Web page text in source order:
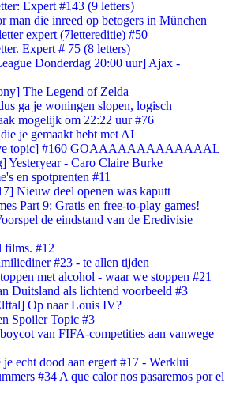
Expert #143 (9 letters)
man die inreed op betogers in München
expert (7lettereditie) #50
Expert # 75 (8 letters)
Donderdag 20:00 uur] Ajax -
The Legend of Zelda
ga je woningen slopen, logisch
mogelijk om 22:22 uur #76
je gemaakt hebt met AI
topic] #160 GOAAAAAAAAAAAAAL
Yesteryear - Caro Claire Burke
en spotprenten #11
Nieuw deel openen was kaputt
Part 9: Gratis en free-to-play games!
de eindstand van de Eredivisie
films. #12
#23 - te allen tijden
met alcohol - waar we stoppen #21
Duitsland als lichtend voorbeeld #3
Op naar Louis IV?
Spoiler Topic #3
van FIFA-competities aan vanwege
je echt dood aan ergert #17 - Werklui
#34 A que calor nos pasaremos por el